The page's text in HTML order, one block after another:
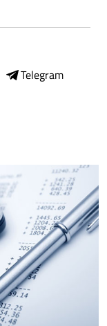
Telegram